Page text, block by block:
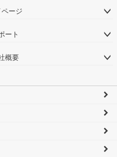
ページ
ート
概要